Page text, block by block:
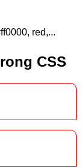
red,...
CSS